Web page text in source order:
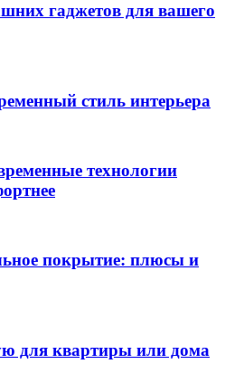
гаджетов для вашего
стиль интерьера
технологии
покрытие: плюсы и
для квартиры или дома